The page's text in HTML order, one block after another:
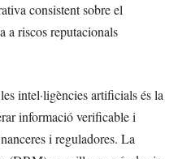
consistent sobre el
a riscos reputacionals
intel·ligències artificials és la
informació verificable i
i reguladores. La